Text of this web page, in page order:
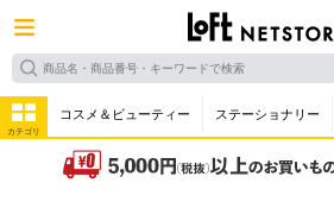
カテゴリ
コスメ＆ビューティー ステーショナリー